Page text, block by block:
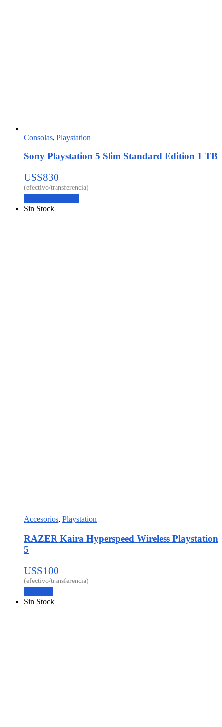
Consolas, Playstation
Sony Playstation 5 Slim Standard Edition 1 TB
U$S830
Sin Stock
Accesorios, Playstation
RAZER Kaira Hyperspeed Wireless Playstation
5
U$S100
Sin Stock